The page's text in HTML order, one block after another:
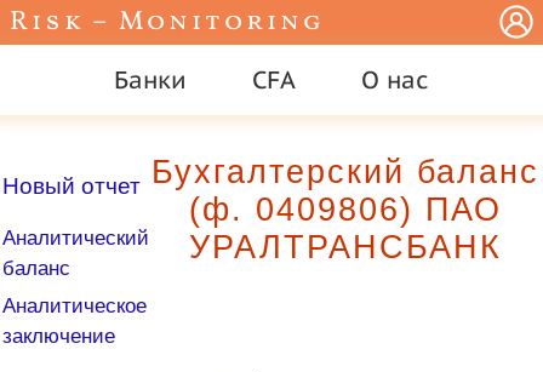
Risk – Monitoring
Банки CFA О нас
Новый отчет
Аналитический
баланс
Аналитическое
заключение
Бухгалтерский баланс
(ф. 0409806) ПАО
УРАЛТРАНСБАНК